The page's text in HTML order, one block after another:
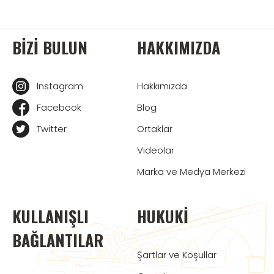
BIZI BULUN
Instagram
Facebook
Twitter
HAKKIMIZDA
Hakkımızda
Blog
Ortaklar
Videolar
Marka ve Medya Merkezi
KULLANIŞLI
BAĞLANTILAR
HUKUKI
Şartlar ve Koşullar